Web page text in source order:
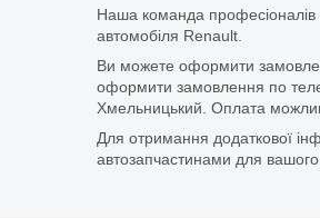
Наша команда
автомобіля Renault.
Ви можете оформити
оформити замовлення по
Хмельницький. Оплата
Для отримання додаткової
автозапчастинами для